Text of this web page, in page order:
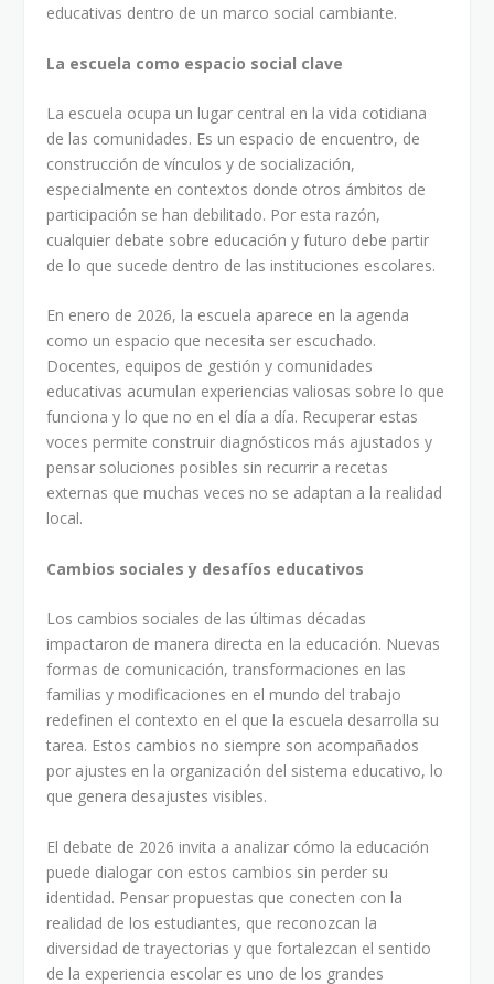
educativas dentro de un marco social cambiante.
La escuela como espacio social clave
La escuela ocupa un lugar central en la vida cotidiana
de las comunidades. Es un espacio de encuentro, de
construcción de vínculos y de socialización,
especialmente en contextos donde otros ámbitos de
participación se han debilitado. Por esta razón,
cualquier debate sobre educación y futuro debe partir
de lo que sucede dentro de las instituciones escolares.
En enero de 2026, la escuela aparece en la agenda
como un espacio que necesita ser escuchado.
Docentes, equipos de gestión y comunidades
educativas acumulan experiencias valiosas sobre lo que
funciona y lo que no en el día a día. Recuperar estas
voces permite construir diagnósticos más ajustados y
pensar soluciones posibles sin recurrir a recetas
externas que muchas veces no se adaptan a la realidad
local.
Cambios sociales y desafíos educativos
Los cambios sociales de las últimas décadas
impactaron de manera directa en la educación. Nuevas
formas de comunicación, transformaciones en las
familias y modificaciones en el mundo del trabajo
redefinen el contexto en el que la escuela desarrolla su
tarea. Estos cambios no siempre son acompañados
por ajustes en la organización del sistema educativo, lo
que genera desajustes visibles.
El debate de 2026 invita a analizar cómo la educación
puede dialogar con estos cambios sin perder su
identidad. Pensar propuestas que conecten con la
realidad de los estudiantes, que reconozcan la
diversidad de trayectorias y que fortalezcan el sentido
de la experiencia escolar es uno de los grandes